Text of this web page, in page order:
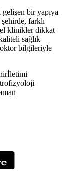
gelişen bir yapıya
şehirde, farklı
klinikler dikkat
sağlık
bilgileriyle